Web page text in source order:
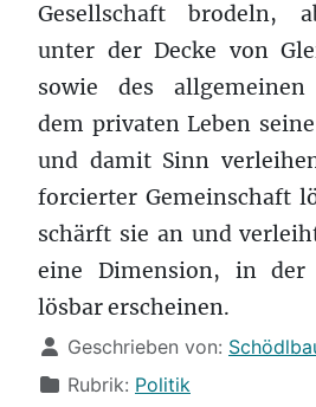
Gesellschaft brodeln,
unter der Decke von
sowie des allgemeinen
dem privaten Leben
und damit Sinn
forcierter Gemeinschaft
schärft sie an und
eine Dimension, in
lösbar erscheinen.
DetailsGeschrieben von:
Rubrik: Politik